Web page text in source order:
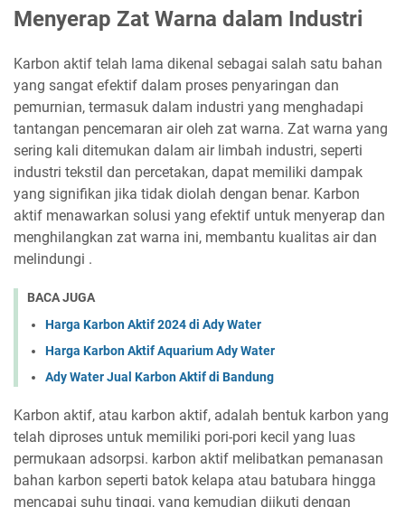
Menyerap Zat Warna dalam Industri
Karbon aktif telah lama dikenal sebagai salah satu bahan
yang sangat efektif dalam proses penyaringan dan
pemurnian, termasuk dalam industri yang menghadapi
tantangan pencemaran air oleh zat warna. Zat warna yang
sering kali ditemukan dalam air limbah industri, seperti
industri tekstil dan percetakan, dapat memiliki dampak
yang signifikan jika tidak diolah dengan benar. Karbon
aktif menawarkan solusi yang efektif untuk menyerap dan
menghilangkan zat warna ini, membantu kualitas air dan
melindungi .
BACA JUGA
Harga Karbon Aktif 2024 di Ady Water
Harga Karbon Aktif Aquarium Ady Water
Ady Water Jual Karbon Aktif di Bandung
Karbon aktif, atau karbon aktif, adalah bentuk karbon yang
telah diproses untuk memiliki pori-pori kecil yang luas
permukaan adsorpsi. karbon aktif melibatkan pemanasan
bahan karbon seperti batok kelapa atau batubara hingga
mencapai suhu tinggi, yang kemudian diikuti dengan